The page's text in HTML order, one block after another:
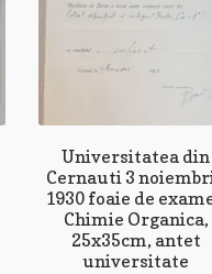
Universitatea din
Cernauti 3
1930 foaie de
Chimie Organica,
25x35cm, antet
universitate